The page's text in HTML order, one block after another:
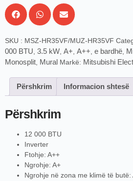
SKU : MSZ-HR35VF/MUZ-HR35VF
000 BTU 3.5 kW A+ A++ e bardhë
Monosplit Mural Markë: Mitsubishi
Përshkrim Informacion shtesë
Përshkrim
12 000 BTU
Inverter
Ftohje: A++
Ngrohje: A+
Ngrohje në zona me klimë të